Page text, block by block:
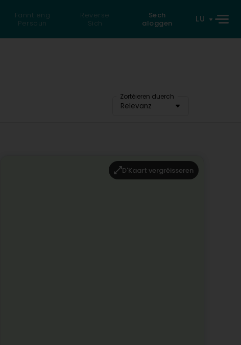
Fannt eng
Persoun
Reverse
Sich
Sech
aloggen
LU
Zortéieren duerch
Relevanz
D'Kaart vergréisseren